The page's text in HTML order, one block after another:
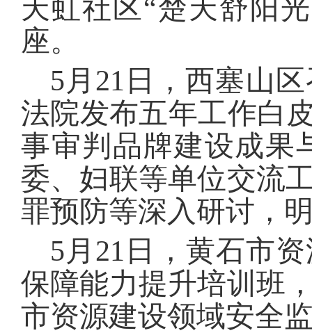
天虹社区“楚天舒阳
座。
5月21日，西塞山
法院发布五年工作白
事审判品牌建设成果
委、妇联等单位交流
罪预防等深入研讨，
5月21日，黄石市
保障能力提升培训班
市资源建设领域安全